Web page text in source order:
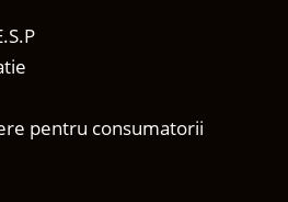
pentru consumatorii